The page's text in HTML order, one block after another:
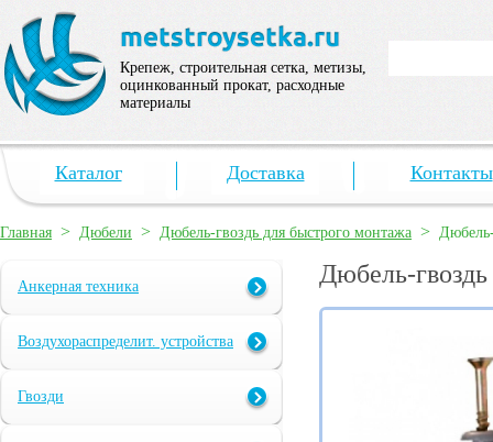
Крепеж, строительная сетка, метизы,
оцинкованный прокат, расходные
материалы
Каталог Доставка Контакты
Главная > Дюбели > Дюбель-гвоздь для быстрого монтажа >
Анкерная техника
Воздухораспределит. устройства
Гвозди
Дюбель-